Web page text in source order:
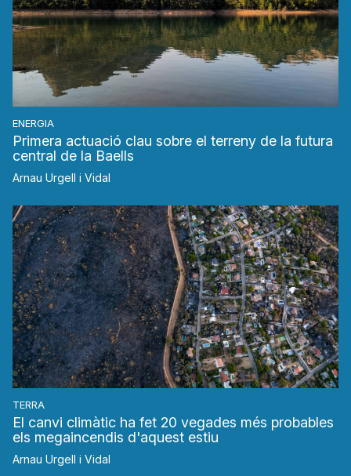
ENERGIA
Primera actuació clau sobre el terreny de la futura
central de la Baells
Arnau Urgell i Vidal
TERRA
El canvi climàtic ha fet 20 vegades més probables
els megaincendis d'aquest estiu
Arnau Urgell i Vidal